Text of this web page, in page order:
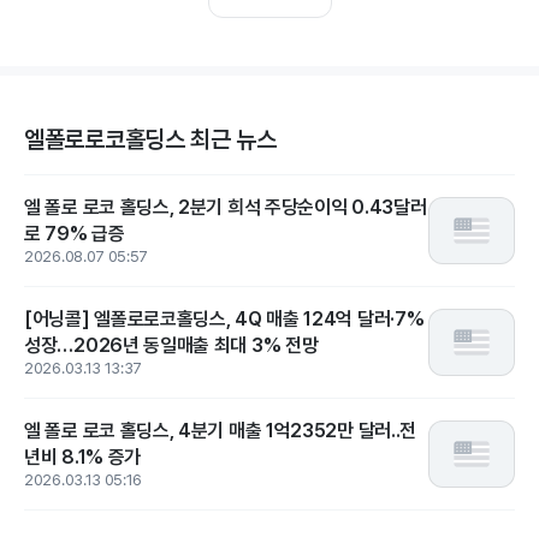
엘폴로로코홀딩스 최근 뉴스
엘 폴로 로코 홀딩스, 2분기 희석 주당순이익 0.43달러
로 79% 급증
2026.08.07 05:57
[어닝콜] 엘폴로로코홀딩스, 4Q 매출 124억 달러·7%
성장…2026년 동일매출 최대 3% 전망
2026.03.13 13:37
엘 폴로 로코 홀딩스, 4분기 매출 1억2352만 달러..전
년비 8.1% 증가
2026.03.13 05:16